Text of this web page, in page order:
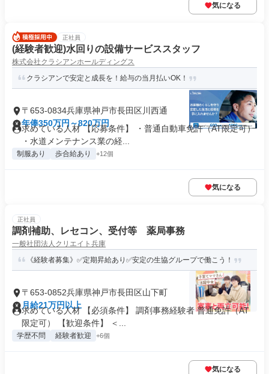
気になる
正社員
(経験者歓迎)水回りの設備サービススタッフ
株式会社クラシアンホールディングス
クラシアンで安定と成長を！給与の当月払いOK！
〒653-0834兵庫県神戸市長田区川西通
年俸350万円～820万円
求めている人材 【応募条件】 ・普通自動車免許（AT限定可）
・水道メンテナンス業の経...
制服あり 歩合給あり +12個
気になる
正社員
調剤補助、レセコン、受付等 薬局事務
一般社団法人クリエイト兵庫
《経験者募集》✅定期昇給あり✅安定の生協グループで働こう！
〒653-0852兵庫県神戸市長田区山下町
月給21万円以上
求めている人材 【必須条件】 調剤事務経験者 普通免許（AT
限定可） 【歓迎条件】 ＜...
学歴不問 経験者歓迎 +6個
気になる